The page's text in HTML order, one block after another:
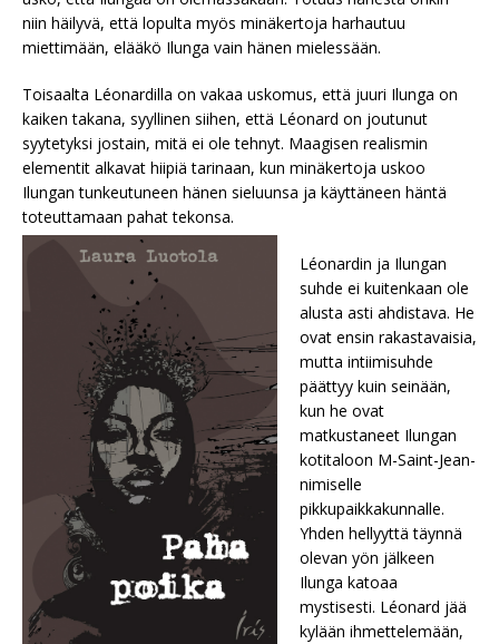
niin häilyvä, että lopulta myös minäkertoja harhautuu
miettimään, elääkö Ilunga vain hänen mielessään.
Toisaalta Léonardilla on vakaa uskomus, että juuri Ilunga on
kaiken takana, syyllinen siihen, että Léonard on joutunut
syytetyksi jostain, mitä ei ole tehnyt. Maagisen realismin
elementit alkavat hiipiä tarinaan, kun minäkertoja uskoo
Ilungan tunkeutuneen hänen sieluunsa ja käyttäneen häntä
toteuttamaan pahat tekonsa.
Léonardin ja Ilungan
suhde ei kuitenkaan ole
alusta asti ahdistava. He
ovat ensin rakastavaisia,
mutta intiimisuhde
päättyy kuin seinään,
kun he ovat
matkustaneet Ilungan
kotitaloon M-Saint-Jean-
nimiselle
pikkupaikkakunnalle.
Yhden hellyyttä täynnä
olevan yön jälkeen
Ilunga katoaa
mystisesti. Léonard jää
kylään ihmettelemään,